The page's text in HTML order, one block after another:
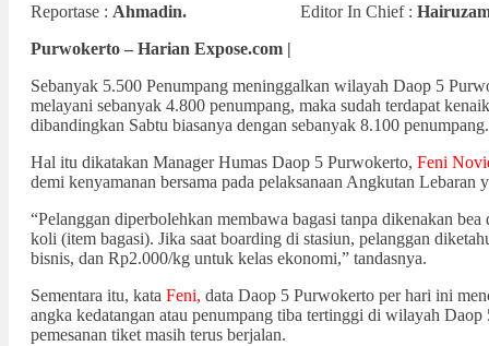
Reportase : Ahmadin. Editor In Chief :
Purwokerto – Harian Expose.com |
Sebanyak 5.500 Penumpang meninggalkan wilayah Daop 5
melayani sebanyak 4.800 penumpang, maka sudah terdapat
dibandingkan Sabtu biasanya dengan sebanyak 8.100 penumpang.
Hal itu dikatakan Manager Humas Daop 5 Purwokerto, Feni
demi kenyamanan bersama pada pelaksanaan Angkutan
“Pelanggan diperbolehkan membawa bagasi tanpa dikenakan
koli (item bagasi). Jika saat boarding di stasiun, pelanggan
bisnis, dan Rp2.000/kg untuk kelas ekonomi,” tandasnya.
Sementara itu, kata Feni, data Daop 5 Purwokerto per hari ini
angka kedatangan atau penumpang tiba tertinggi di wilayah
pemesanan tiket masih terus berjalan.